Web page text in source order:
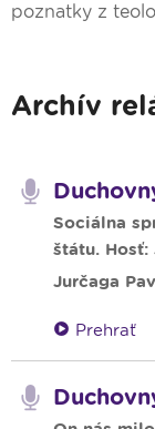
poznatky z
Archív
Sociálna
štátu. Hosť:
Jurčaga
Prehrať